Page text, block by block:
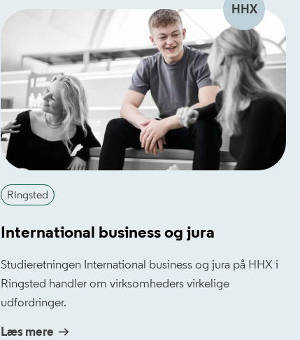
Ringsted
International business og jura
Studieretningen International business og jura på HHX i
Ringsted handler om virksomheders virkelige
udfordringer.
Læs mere
HHX